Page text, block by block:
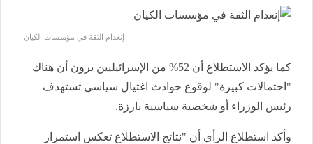
إنعدام الثقة في مؤسسات الكيان
كما يؤكد الاستطلاع أن 52% من الإسرائيليين يرون أن هناك
"احتمالات كبيرة" لوقوع حوادث اغتيال سياسي تستهدف
رئيس الوزراء أو شخصية سياسية بارزة.
وأكد استطلاع الرأي أن "نتائج الاستطلاع تعكس استمرار